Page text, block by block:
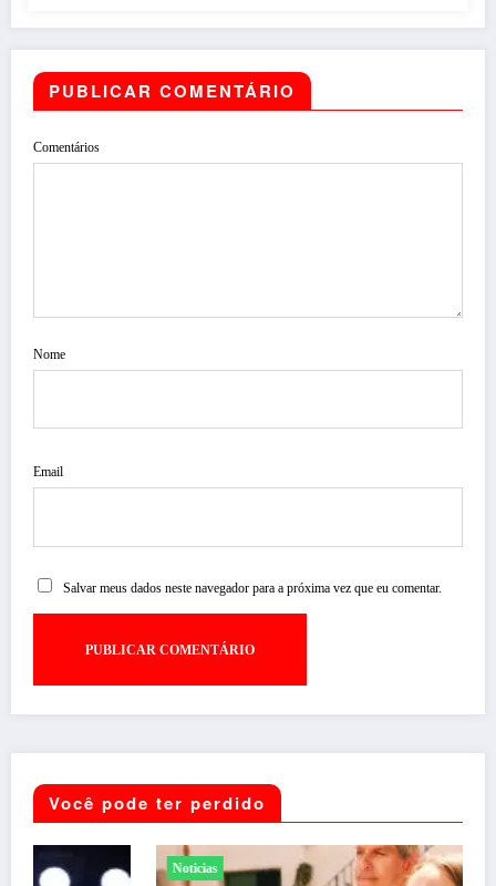
PUBLICAR COMENTÁRIO
Comentários
Nome
Email
Salvar meus dados neste navegador para a próxima vez que eu comentar.
Você pode ter perdido
Noticias